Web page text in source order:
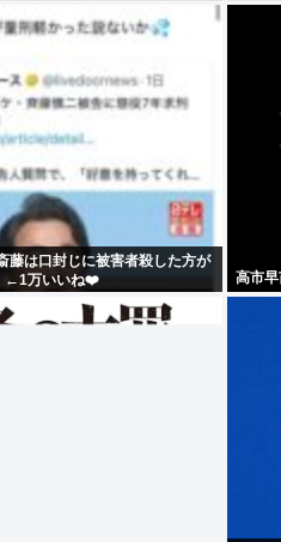
藤は口封じに被害者殺した方が
←1万いいね❤️
高市早